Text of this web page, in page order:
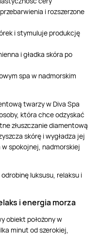
i rozszerzone
i stymuluje produkcję
i gładka skóra po
spa w nadmorskim
twarzy w Diva Spa
która chce odzyskać
złuszczanie diamentową
skórę i wygładza jej
spokojnej, nadmorskiej
luksusu, relaksu i
i energia morza
obiekt położony w
minut od szerokiej,